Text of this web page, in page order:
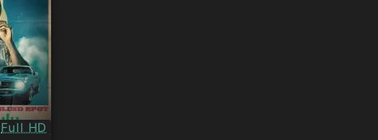
Качество:
Full HD